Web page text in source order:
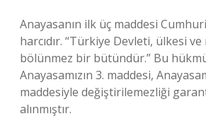
Anayasanın ilk üç maddesi
harcıdır. “Türkiye Devleti, ülkesi
bölünmez bir bütündür.” Bu
Anayasamızın 3. maddesi,
maddesiyle değiştirilemezliği
alınmıştır.